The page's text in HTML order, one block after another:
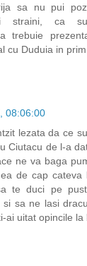
sa nu pui
straini, ca
trebuie
cu Duduia in
08:06:00
lezata da ce
Ciutacu de l-a
ne va baga
de cap cateva
te duci pe
si sa ne lasi
ai uitat opincile la